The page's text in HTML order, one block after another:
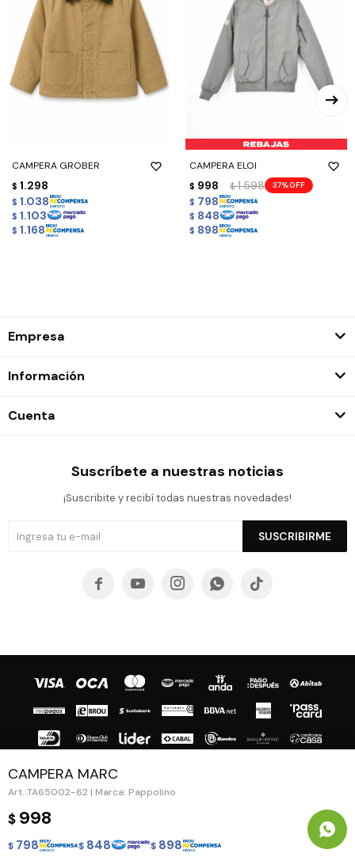
CAMPERA MARC
TA65002-62 | Marca: Pappolino
$ 998
$ 798 $ 848 $ 898
CAMPERA GROBER
$ 1.298
$ 1.038
$ 1.103
$ 1.168
CAMPERA ELOI
$ 998 $ 1.598 37
$ 798
$ 848
$ 898
Empresa
Información
Cuenta
Suscríbete a nuestras noticias
¡Suscribite y recibí todas nuestras novedades!
SUSCRIBIRME
    